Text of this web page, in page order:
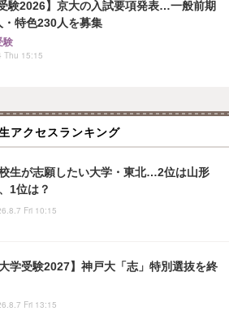
受験2026】京大の入試要項発表…一般前期
・特色230人を募集
験
Thu 15:15
アクセスランキング
生が志願したい大学・東北…2位は山形
1位は？
Fri 10:15
大学受験2027】神戸大「志」特別選抜を終
Fri 13:15